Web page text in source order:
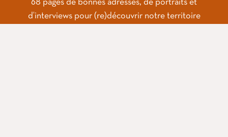
68 pages de bonnes adresses, de portraits et
d’interviews pour (re)découvrir notre territoire